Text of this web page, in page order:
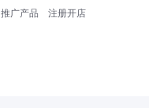
推广产品 注册开店